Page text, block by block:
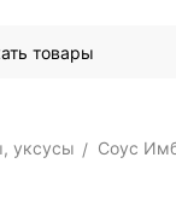
уксусы / Соус